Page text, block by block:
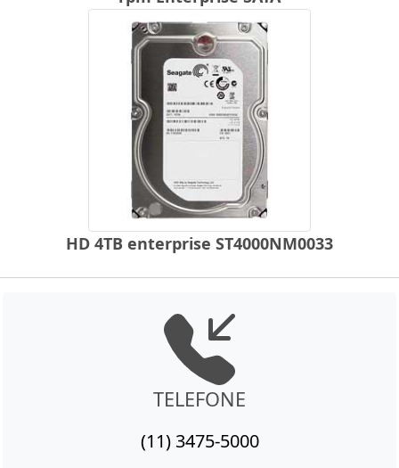
HD 4TB enterprise ST4000NM0033
TELEFONE
(11) 3475-5000